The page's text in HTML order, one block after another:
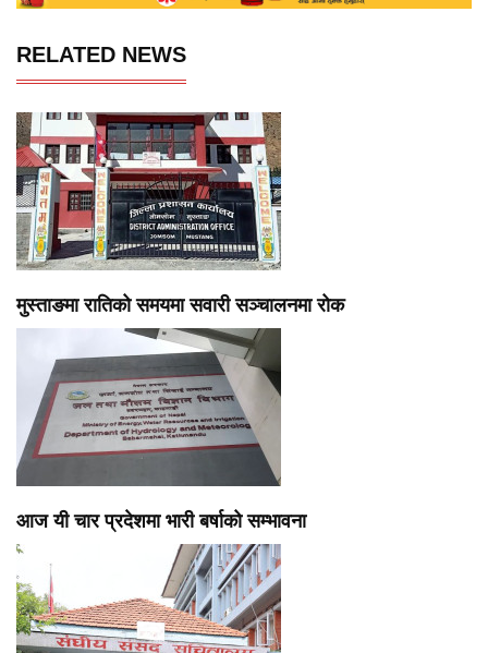
RELATED NEWS
मुस्ताङमा रातिको समयमा सवारी सञ्चालनमा रोक
आज यी चार प्रदेशमा भारी बर्षाको सम्भावना